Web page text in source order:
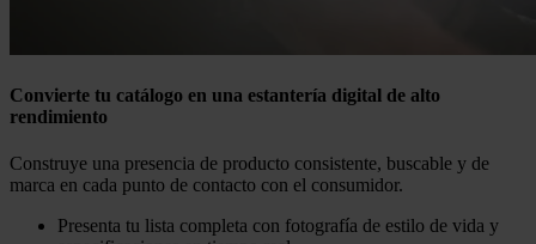
Convierte tu catálogo en una estantería digital de alto
rendimiento
Construye una presencia de producto consistente, buscable y de
marca en cada punto de contacto con el consumidor.
Presenta tu lista completa con fotografía de estilo de vida y